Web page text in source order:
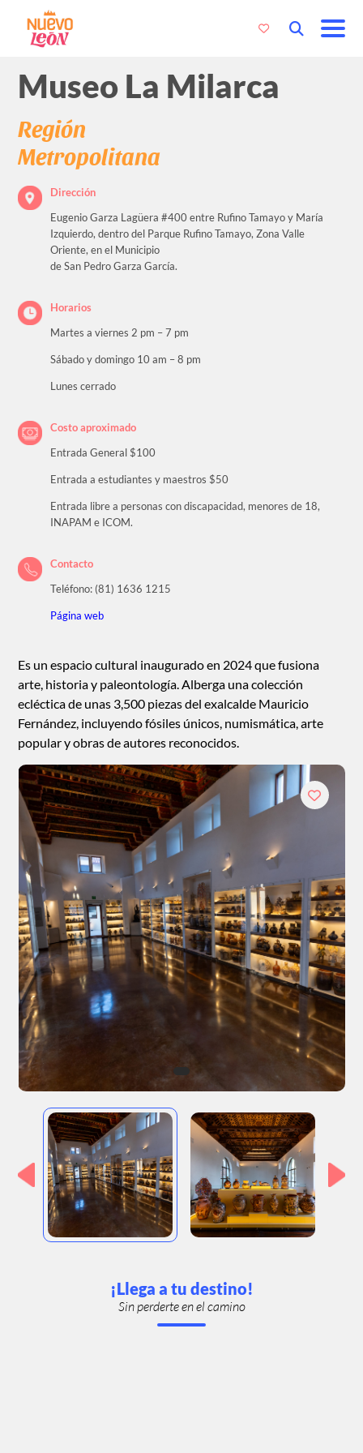
Museo La Milarca
Región
Metropolitana
Dirección
Eugenio Garza Lagüera #400 entre Rufino Tamayo y María
Izquierdo, dentro del Parque Rufino Tamayo, Zona Valle
Oriente, en el Municipio
de San Pedro Garza García.
Horarios
Martes a viernes 2 pm – 7 pm
Sábado y domingo 10 am – 8 pm
Lunes cerrado
Costo aproximado
Entrada General $100
Entrada a estudiantes y maestros $50
Entrada libre a personas con discapacidad, menores de 18,
INAPAM e ICOM.
Contacto
Teléfono: (81) 1636 1215
Página web
Es un espacio cultural inaugurado en 2024 que fusiona
arte, historia y paleontología. Alberga una colección
ecléctica de unas 3,500 piezas del exalcalde Mauricio
Fernández, incluyendo fósiles únicos, numismática, arte
popular y obras de autores reconocidos.
¡Llega a tu destino!
Sin perderte en el camino